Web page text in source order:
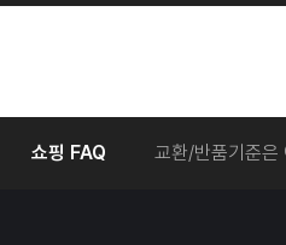
쇼핑 FAQ
온라인에서 주문
교환/반품기준은